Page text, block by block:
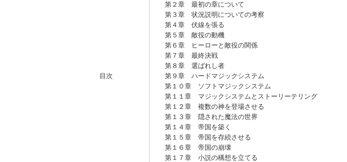
目次
第２章 最初の章について
第３章 状況説明についての考察
第４章 伏線を張る
第５章 敵役の動機
第６章 ヒーローと敵役の関係
第７章 最終決戦
第８章 選ばれし者
第９章 ハードマジックシステム
第１０章 ソフトマジックシステム
第１１章 マジックシステムとストーリーテリング
第１２章 複数の神を登場させる
第１３章 隠された魔法の世界
第１４章 帝国を築く
第１５章 帝国を存続させる
第１６章 帝国の崩壊
第１７章 小説の構想を立てる